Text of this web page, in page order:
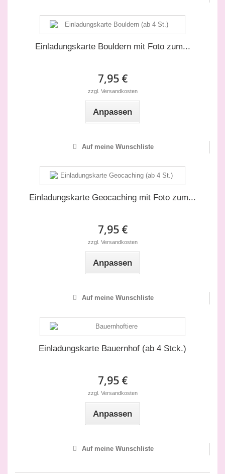
Einladungskarte Bouldern mit Foto zum...
7,95 €
zzgl. Versandkosten
Anpassen
Auf meine Wunschliste
Einladungskarte Geocaching mit Foto zum...
7,95 €
zzgl. Versandkosten
Anpassen
Auf meine Wunschliste
Einladungskarte Bauernhof (ab 4 Stck.)
7,95 €
zzgl. Versandkosten
Anpassen
Auf meine Wunschliste